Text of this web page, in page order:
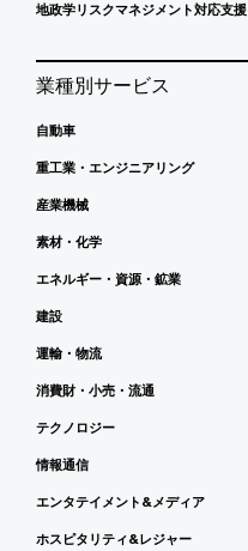
地政学リスクマネジメント対応支援
業種別サービス
自動車
重工業・エンジニアリング
産業機械
素材・化学
エネルギー・資源・鉱業
建設
運輸・物流
消費財・小売・流通
テクノロジー
情報通信
エンタテイメント&メディア
ホスピタリティ&レジャー